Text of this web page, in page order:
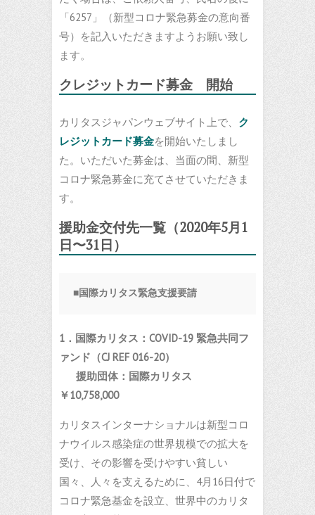
「6257」（新型コロナ緊急募金の意向番
号）を記入いただきますようお願い致し
ます。
クレジットカード募金 開始
カリタスジャパンウェブサイト上で、 ク
レジットカード募金を開始いたしまし
た。いただいた募金は、当面の間、新型
コロナ緊急募金に充てさせていただきま
す。
援助金交付先一覧（2020年5月1
日〜31日）
■国際カリタス緊急支援要請
1．国際カリタス： COVID-19 緊急共同フ
ァンド （CJ REF 016-20）
援助団体：国際カリタス
￥10,758,000
カリタスインターナショナルは新型コロ
ナウイルス感染症の世界規模での拡大を
受け、その影響を受けやすい貧しい
国々、人々を支えるために、4月16日付で
コロナ緊急基金を設立、世界中のカリタ